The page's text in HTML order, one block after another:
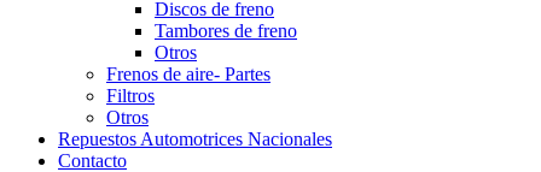
Discos de freno
Tambores de freno
Otros
Frenos de aire- Partes
Filtros
Otros
Repuestos Automotrices Nacionales
Contacto